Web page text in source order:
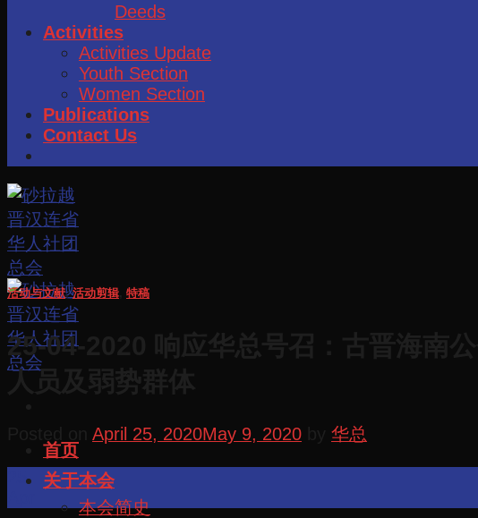
Deeds
Activities
Activities Update
Youth Section
Women Section
Publications
Contact Us
首页
关于本会
本会简史
活动与文献,活动剪辑 特稿
25-04-2020 响应华总号召：古晋海南
人员及弱势群体
April 25, 2020May 9, 2020 华总
25